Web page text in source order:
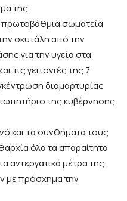
της
σωματεία
σκυτάλη από την
για την υγεία στα
τις γειτονιές της 7
διαμαρτυρίας
της κυβέρνησης
και τα συνθήματα τους
όλα τα απαραίτητα
αντεργατικά μέτρα της
με πρόσχημα την